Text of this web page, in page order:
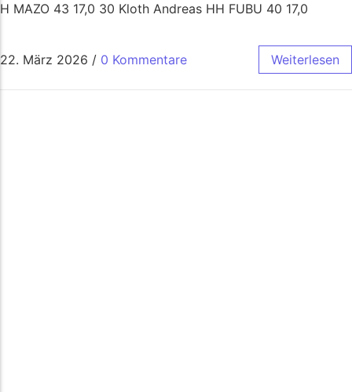
H MAZO 43 17,0 30 Kloth Andreas HH FUBU 40 17,0
22. März 2026 / 0 Kommentare Weiterlesen